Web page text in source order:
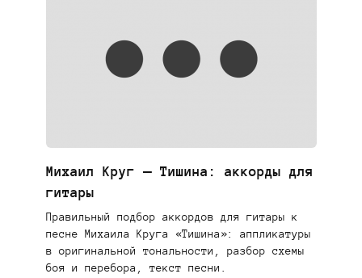
Михаил Круг — Тишина: аккорды для
гитары
Правильный подбор аккордов для гитары к
песне Михаила Круга «Тишина»: аппликатуры
в оригинальной тональности, разбор схемы
боя и перебора, текст песни.